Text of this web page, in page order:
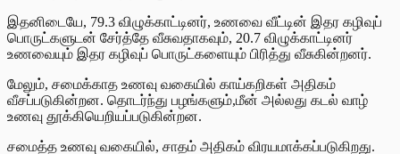
இதனிடையே, 79.3 விழுக்காட்டினர், உணவை வீட்டின் இதர கழிவுப்
பொருட்களுடன் சேர்த்தே வீசுவதாகவும், 20.7 விழுக்காட்டினர்
உணவையும் இதர கழிவுப் பொருட்களையும் பிரித்து வீசுகின்றனர்.
மேலும், சமைக்காத உணவு வகையில் காய்கறிகள் அதிகம்
வீசப்படுகின்றன. தொடர்ந்து பழங்களும்,மீன் அல்லது கடல் வாழ்
உணவு தூக்கியெறியப்படுகின்றன.
சமைத்த உணவு வகையில், சாதம் அதிகம் விரயமாக்கப்படுகிறது.